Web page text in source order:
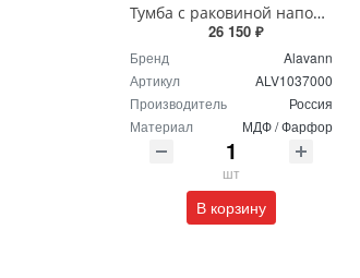
Тумба с раковиной напольная Alavann Cosmetic 85 см ALV1037000 белая
26 150 ₽
Бренд
Alavann
Артикул
ALV1037000
Производитель
Россия
Материал
МДФ / Фарфор
шт
В корзину